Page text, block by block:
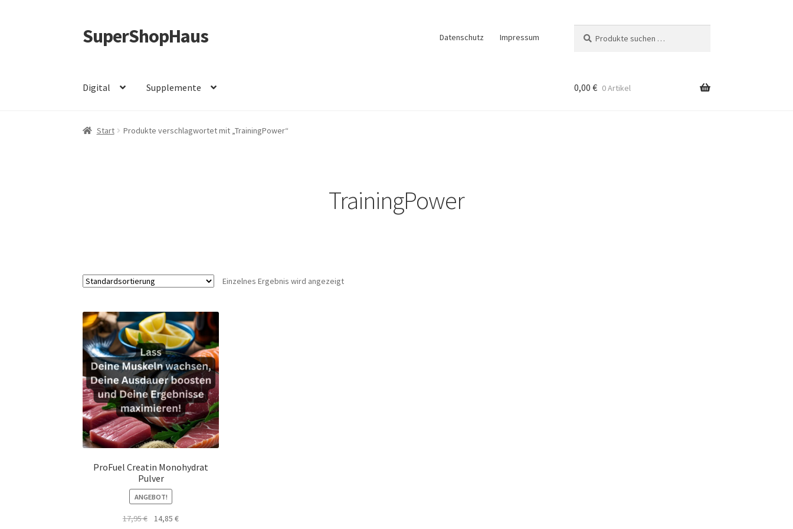
Zur
Navigation
Zum
Inhalt
SuperShopHaus Datenschutz Impressum
nach:
Digital Supplemente 0,00 € 0 Artikel
Start Produkte verschlagwortet mit „TrainingPower“
TrainingPower
Einzelnes Ergebnis wird angezeigt
ProFuel Creatin Monohydrat
Pulver
ANGEBOT!
17,95€
Ursprünglicher
14,85€Aktueller